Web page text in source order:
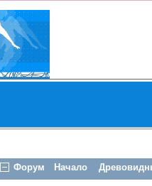
Форум Начало